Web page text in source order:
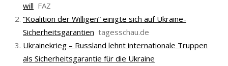
will FAZ
“Koalition der Willigen” einigte sich auf Ukraine-
Sicherheitsgarantien tagesschau.de
Ukrainekrieg – Russland lehnt internationale Truppen
als Sicherheitsgarantie für die Ukraine